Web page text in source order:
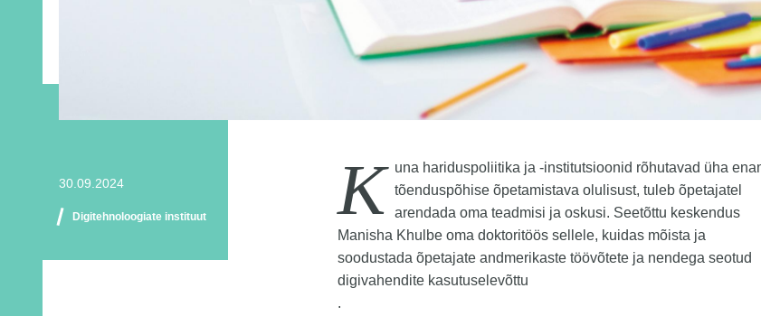
30.09.2024
Digitehnoloogiate instituut K
una hariduspoliitika ja -institutsioonid rõhutavad üha
tõenduspõhise õpetamistava olulisust, tuleb õpetajatel
arendada oma teadmisi ja oskusi. Seetõttu keskendus
Manisha Khulbe oma doktoritöös sellele, kuidas mõista ja
soodustada õpetajate andmerikaste töövõtete ja nendega seotud
digivahendite kasutuselevõttu
.